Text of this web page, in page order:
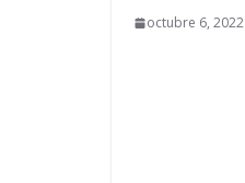
octubre 6, 2022